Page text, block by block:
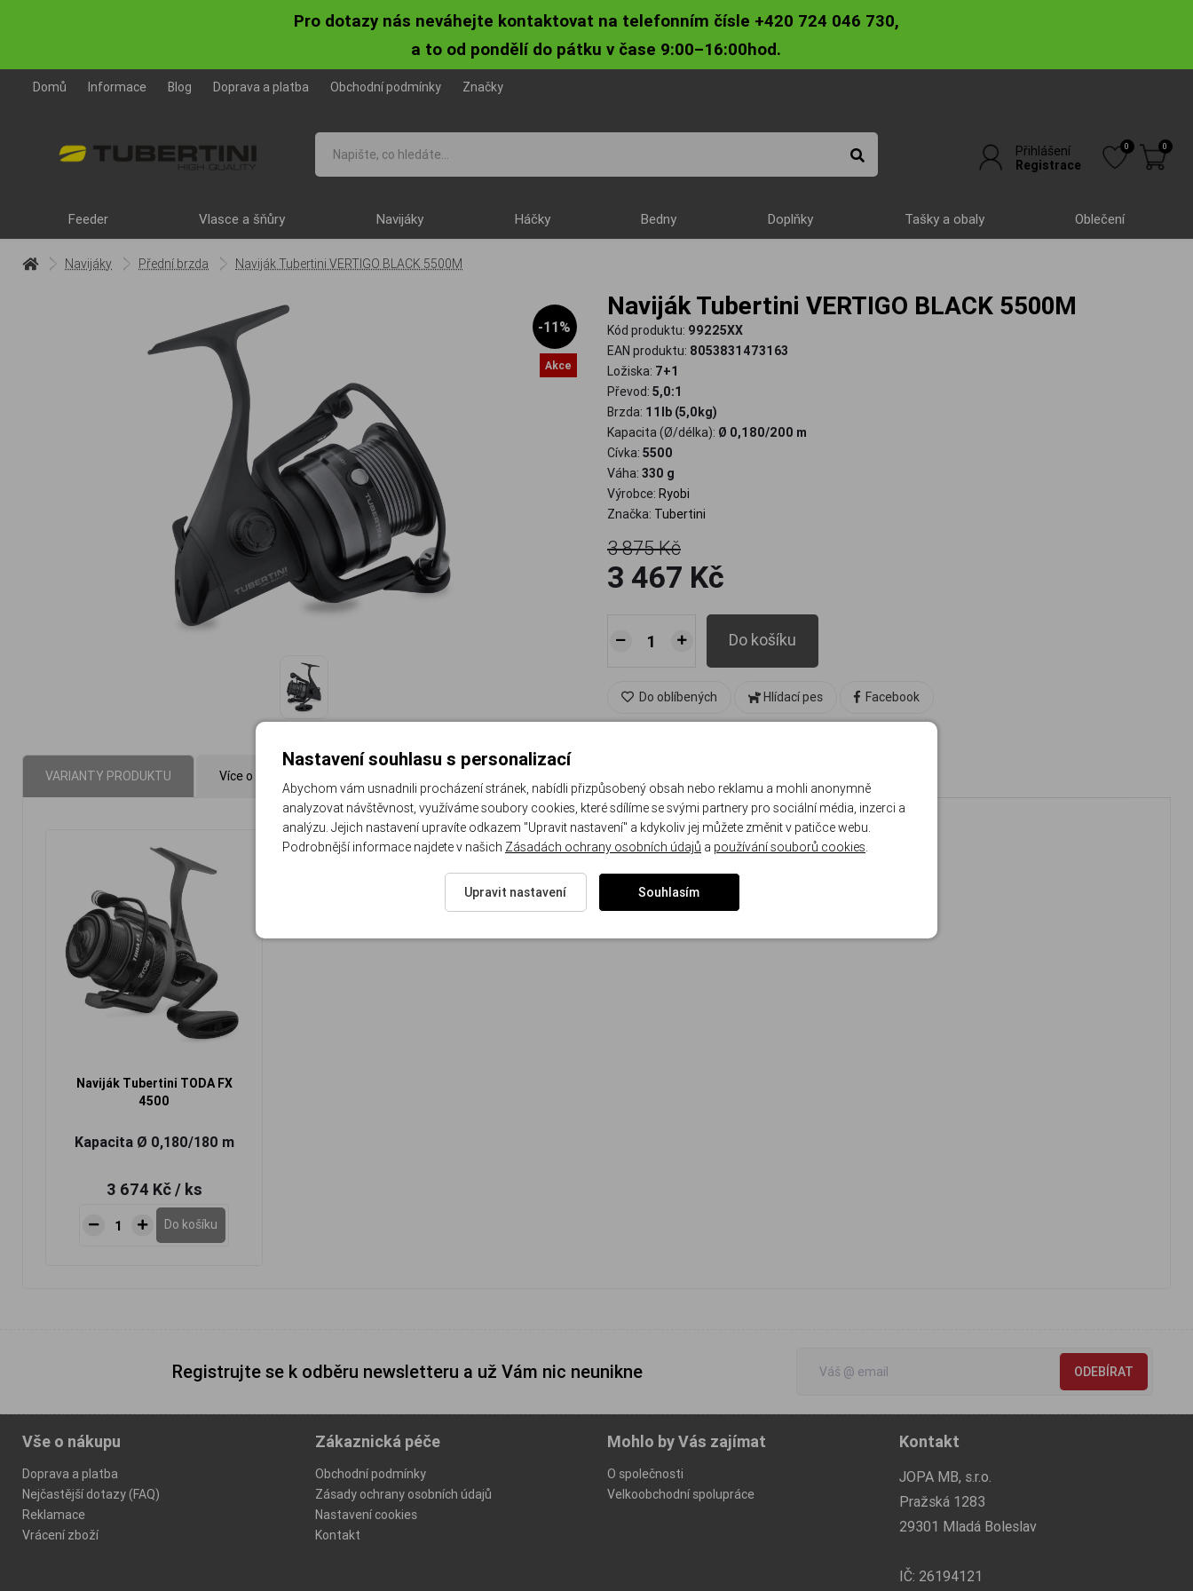
Pro dotazy nás neváhejte kontaktovat na telefonním čísle +420 724 046 730,
a to od pondělí do pátku v čase 9:00–16:00hod.
Domů Informace Blog Doprava a platba Obchodní podmínky Značky
Přihlášení
Registrace
0 0
Feeder Vlasce a šňůry Navijáky Háčky Bedny Doplňky Tašky a obaly Oblečení
Navijáky Přední brzda Naviják Tubertini VERTIGO BLACK 5500M
-11%
Akce
Naviják Tubertini VERTIGO BLACK 5500M
Kód produktu: 99225XX
EAN produktu: 8053831473163
Ložiska: 7+1
Převod: 5,0:1
Brzda: 11lb (5,0kg)
Kapacita (Ø/délka): Ø 0,180/200 m
Cívka: 5500
Váha: 330 g
Výrobce: Ryobi
Značka: Tubertini
3 875 Kč
3 467 Kč
Do košíku
Do oblíbených Hlídací pes Facebook
VARIANTY PRODUKTU Více o produktu
Naviják Tubertini TODA FX
4500
Kapacita Ø 0,180/180 m
3 674 Kč/ ks
Do košíku
Registrujte se k odběru newsletteru a už Vám nic neunikne ODEBÍRAT
Vše o nákupu
Doprava a platba
Nejčastější dotazy (FAQ)
Reklamace
Vrácení zboží
Zákaznická péče
Obchodní podmínky
Zásady ochrany osobních údajů
Nastavení cookies
Kontakt
Mohlo by Vás zajímat
O společnosti
Velkoobchodní spolupráce
Kontakt
JOPA MB, s.r.o.
Pražská 1283
29301 Mladá Boleslav
IČ: 26194121
Nastavení souhlasu s personalizací
Abychom vám usnadnili procházení stránek, nabídli přizpůsobený obsah nebo reklamu a mohli anonymně
analyzovat návštěvnost, využíváme soubory cookies, které sdílíme se svými partnery pro sociální média, inzerci a
analýzu. Jejich nastavení upravíte odkazem "Upravit nastavení" a kdykoliv jej můžete změnit v patičce webu.
Podrobnější informace najdete v našich Zásadách ochrany osobních údajů a používání souborů cookies.
Upravit nastavení Souhlasím